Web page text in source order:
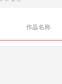
作品名称